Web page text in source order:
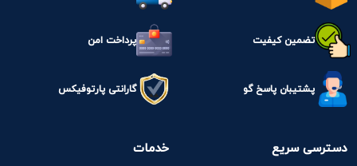
تضمین کیفیت پرداخت امن
پشتیبان پاسخ گو گارانتی پارتوفیکس
دسترسی سریع خدمات